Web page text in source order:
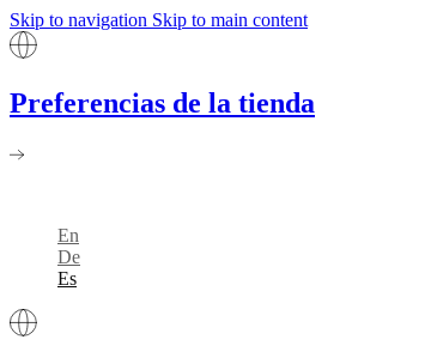
Skip to navigation Skip to main content
Preferencias de la tienda
En
De
Es